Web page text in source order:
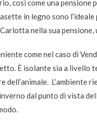
così come una pensione
in legno sono l’ideale
nella sua pensione,
come nel caso di
È isolante sia a livello
dell’animale. L’ambiente
dal punto di vista